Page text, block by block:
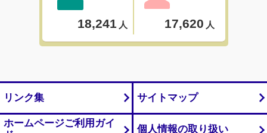
リンク集 サイトマップ
ホームページご利用ガイ
個人情報の取り扱い